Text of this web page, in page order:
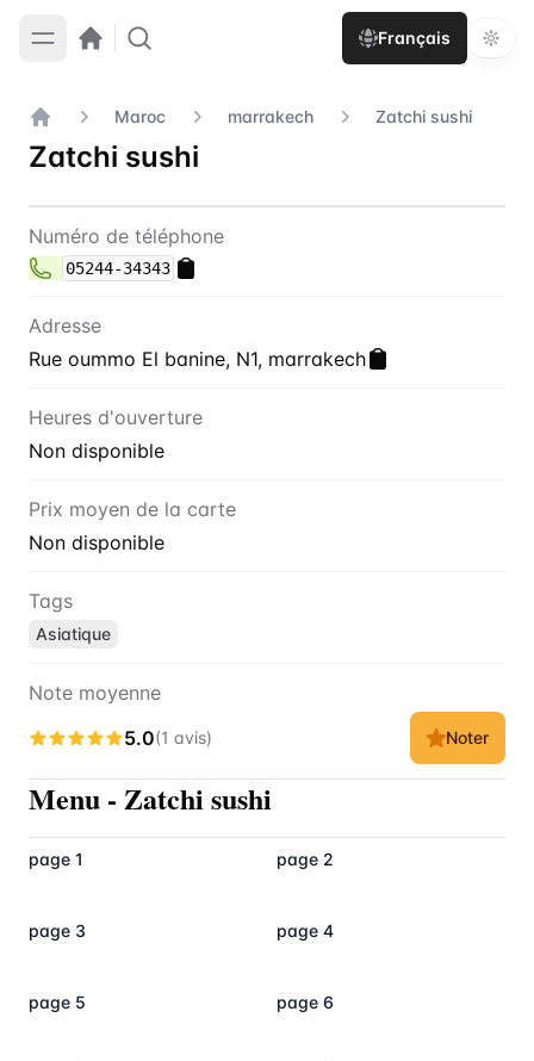
Français
Accueil
Maroc marrakech Zatchi sushi
Zatchi sushi
Contact Zatchi sushi
Numéro de téléphone
05244-34343
Adresse
Rue oummo El banine, N1, marrakech
Heures d'ouverture
Non disponible
Prix moyen de la carte
Non disponible
Tags
Asiatique
Note moyenne
5.0(1 avis) Noter
Menu - Zatchi sushi
page 1 page 2
page 3 page 4
page 5 page 6